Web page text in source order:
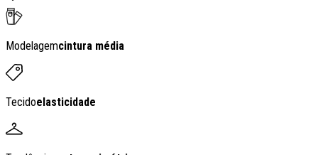
Modelagemcintura média
Tecidoelasticidade